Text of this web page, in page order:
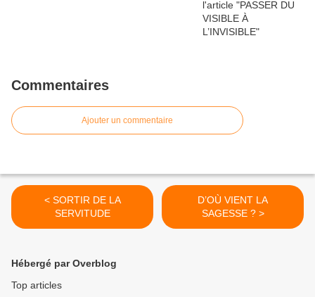
Commentaires
Ajouter un commentaire
< SORTIR DE LA
SERVITUDE
D’OÙ VIENT LA
SAGESSE ? >
Hébergé par Overblog
Top articles